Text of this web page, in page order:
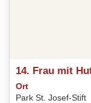
14. Frau mit
Ort
Park St. Josef-Stift